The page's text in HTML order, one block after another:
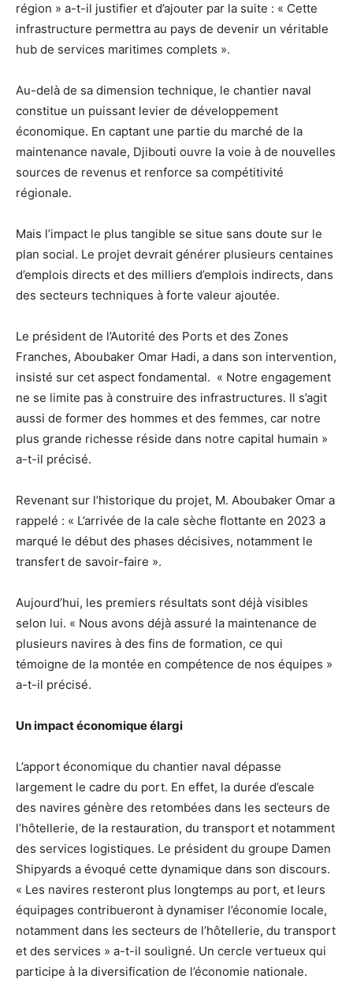
région » a-t-il justifier et d’ajouter par la suite : « Cette
infrastructure permettra au pays de devenir un véritable
hub de services maritimes complets ».
Au-delà de sa dimension technique, le chantier naval
constitue un puissant levier de développement
économique. En captant une partie du marché de la
maintenance navale, Djibouti ouvre la voie à de nouvelles
sources de revenus et renforce sa compétitivité
régionale.
Mais l’impact le plus tangible se situe sans doute sur le
plan social. Le projet devrait générer plusieurs centaines
d’emplois directs et des milliers d’emplois indirects, dans
des secteurs techniques à forte valeur ajoutée.
Le président de l’Autorité des Ports et des Zones
Franches, Aboubaker Omar Hadi, a dans son intervention,
insisté sur cet aspect fondamental. « Notre engagement
ne se limite pas à construire des infrastructures. Il s’agit
aussi de former des hommes et des femmes, car notre
plus grande richesse réside dans notre capital humain »
a-t-il précisé.
Revenant sur l’historique du projet, M. Aboubaker Omar a
rappelé : « L’arrivée de la cale sèche flottante en 2023 a
marqué le début des phases décisives, notamment le
transfert de savoir-faire ».
Aujourd’hui, les premiers résultats sont déjà visibles
selon lui. « Nous avons déjà assuré la maintenance de
plusieurs navires à des fins de formation, ce qui
témoigne de la montée en compétence de nos équipes »
a-t-il précisé.
Un impact économique élargi
L’apport économique du chantier naval dépasse
largement le cadre du port. En effet, la durée d’escale
des navires génère des retombées dans les secteurs de
l’hôtellerie, de la restauration, du transport et notamment
des services logistiques. Le président du groupe Damen
Shipyards a évoqué cette dynamique dans son discours.
« Les navires resteront plus longtemps au port, et leurs
équipages contribueront à dynamiser l’économie locale,
notamment dans les secteurs de l’hôtellerie, du transport
et des services » a-t-il souligné. Un cercle vertueux qui
participe à la diversification de l’économie nationale.